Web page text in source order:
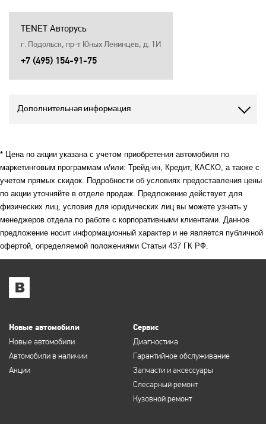
TENET Авторусь
г. Подольск, пр-т Юных Ленинцев, д. 1И
+7 (495) 154-91-75
Дополнительная информация
* Цена по акции указана с учетом приобретения автомобиля по
маркетинговым программам и/или: Трейд-ин, Кредит, КАСКО, а также с
учетом прямых скидок. Подробности об условиях предоставления цены
по акции уточняйте в отделе продаж. Предложение действует для
физических лиц, условия для юридических лиц вы можете узнать у
менеджеров отдела по работе с корпоративными клиентами. Данное
предложение носит информационный характер и не является публичной
офертой, определяемой положениями Статьи 437 ГК РФ.
Новые автомобили
Новые автомобили
Автомобили в наличии
Акции
Сервис
Диагностика
Гарантийное обслуживание
Запчасти и аксессуары
Слесарный ремонт
Кузовной ремонт